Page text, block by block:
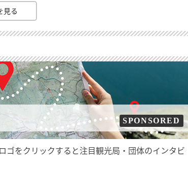
見る
SPONSORED
ゴをクリックすると注目観光局・団体のインタビ